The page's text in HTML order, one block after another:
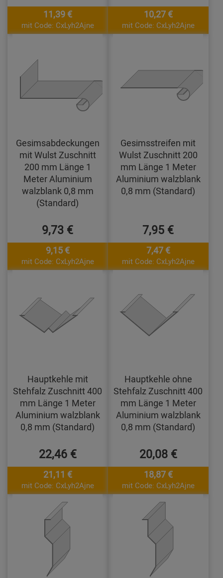
11,39 €
mit Code: CxLyh2Ajne
10,27 €
mit Code: CxLyh2Ajne
Gesimsabdeckungen
mit Wulst Zuschnitt
200 mm Länge 1
Meter Aluminium
walzblank 0,8 mm
(Standard)
9,73 €
9,15 €
mit Code: CxLyh2Ajne
Gesimsstreifen mit
Wulst Zuschnitt 200
mm Länge 1 Meter
Aluminium walzblank
0,8 mm (Standard)
7,95 €
7,47 €
mit Code: CxLyh2Ajne
Hauptkehle mit
Stehfalz Zuschnitt 400
mm Länge 1 Meter
Aluminium walzblank
0,8 mm (Standard)
22,46 €
21,11 €
mit Code: CxLyh2Ajne
Hauptkehle ohne
Stehfalz Zuschnitt 400
mm Länge 1 Meter
Aluminium walzblank
0,8 mm (Standard)
20,08 €
18,87 €
mit Code: CxLyh2Ajne